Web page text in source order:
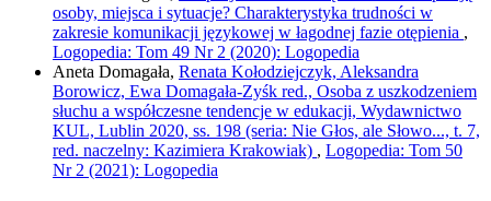
osoby, miejsca i sytuacje? Charakterystyka trudności w
zakresie komunikacji językowej w łagodnej fazie otępienia ,
Logopedia: Tom 49 Nr 2 (2020): Logopedia
Aneta Domagała, Renata Kołodziejczyk, Aleksandra
Borowicz, Ewa Domagała-Zyśk red., Osoba z uszkodzeniem
słuchu a współczesne tendencje w edukacji, Wydawnictwo
KUL, Lublin 2020, ss. 198 (seria: Nie Głos, ale Słowo..., t. 7,
red. naczelny: Kazimiera Krakowiak) , Logopedia: Tom 50
Nr 2 (2021): Logopedia